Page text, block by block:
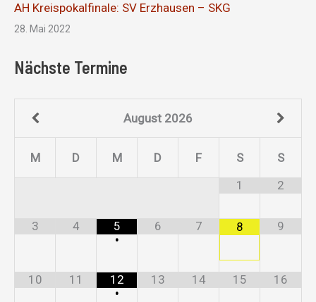
AH Kreispokalfinale: SV Erzhausen – SKG
28. Mai 2022
Nächste Termine
August 2026
M D M D F S
S
1
2
3 4
5
•
6 7 8 9
10 11
12
•
13 14 15 16